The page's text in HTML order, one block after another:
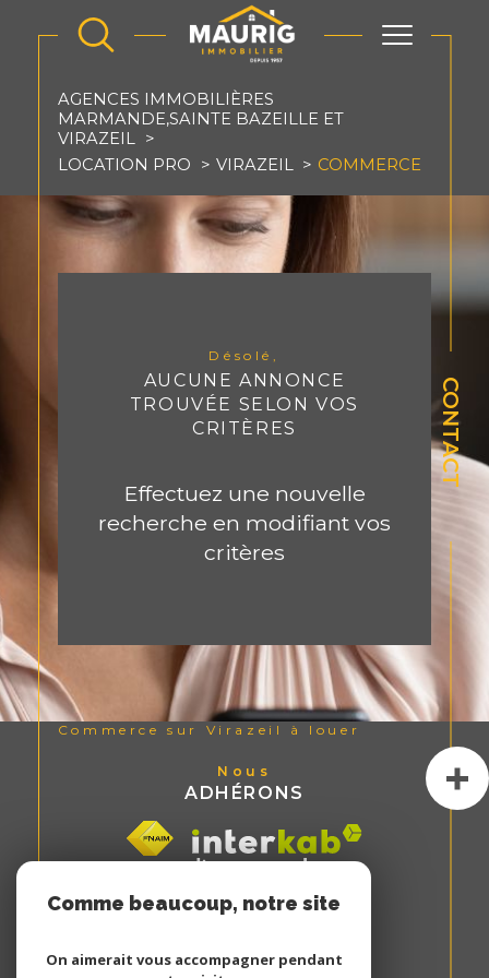
CONTACT
AGENCES IMMOBILIÈRES
MARMANDE,SAINTE BAZEILLE ET
VIRAZEIL
LOCATION PRO
VIRAZEIL COMMERCE
Désolé,
AUCUNE ANNONCE
TROUVÉE SELON VOS
CRITÈRES
Effectuez une nouvelle
recherche en modifiant vos
critères
Commerce sur Virazeil à louer
Nous
ADHÉRONS
Comme beaucoup, notre site
On aimerait vous accompagner pendant